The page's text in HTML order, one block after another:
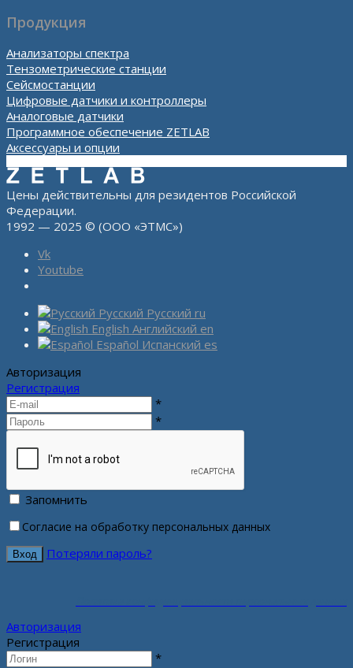
Продукция
Анализаторы спектра
Тензометрические станции
Сейсмостанции
Цифровые датчики и контроллеры
Аналоговые датчики
Программное обеспечение ZETLAB
Аксессуары и опции
Цены действительны для резидентов Российской
Федерации.
1992 — 2025 © (ООО «ЭТМС»)
Vk
Youtube
Русский Русский ru
English Английский en
Español Испанский es
Авторизация
Регистрация
*
*
Запомнить
Согласие на обработку персональных данных
Потеряли пароль?
Авторизация
Регистрация
*